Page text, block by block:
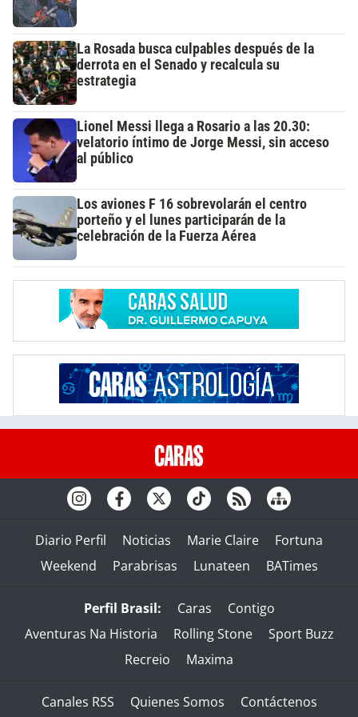
La Rosada busca culpables después de la
derrota en el Senado y recalcula su
estrategia
Lionel Messi llega a Rosario a las 20.30:
velatorio íntimo de Jorge Messi, sin acceso
al público
Los aviones F 16 sobrevolarán el centro
porteño y el lunes participarán de la
celebración de la Fuerza Aérea
Diario Perfil Noticias Marie Claire
Fortuna
Weekend
Parabrisas Lunateen BATimes
Perfil Brasil: Caras
Contigo
Aventuras Na Historia
Rolling Stone
Sport Buzz
Recreio
Maxima
Canales RSS Quienes Somos Contáctenos